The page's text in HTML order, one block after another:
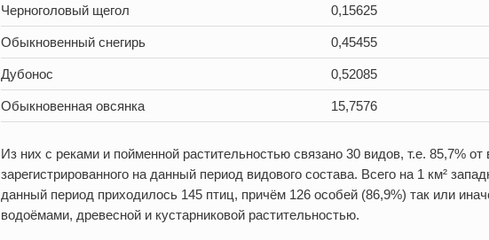
Черноголовый щегол 0,15625
Обыкновенный снегирь 0,45455
Дубонос 0,52085
Обыкновенная овсянка 15,7576
Из них с реками и пойменной растительностью связано 30 видов, т.е. 85,7% от
зарегистрированного на данный период видового состава. Всего на 1 км²
данный период приходилось 145 птиц, причём 126 особей (86,9%) так или
водоёмами, древесной и кустарниковой растительностью.